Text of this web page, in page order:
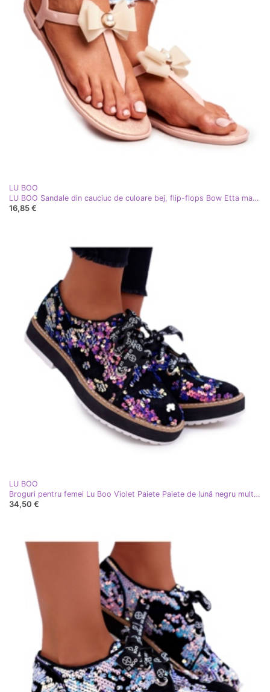
LU BOO
LU BOO Sandale din cauciuc de culoare bej, flip-flops Bow Etta maro multicolor
16,85 €
LU BOO
Broguri pentru femei Lu Boo Violet Paiete Paiete de lună negru multicolor
34,50 €